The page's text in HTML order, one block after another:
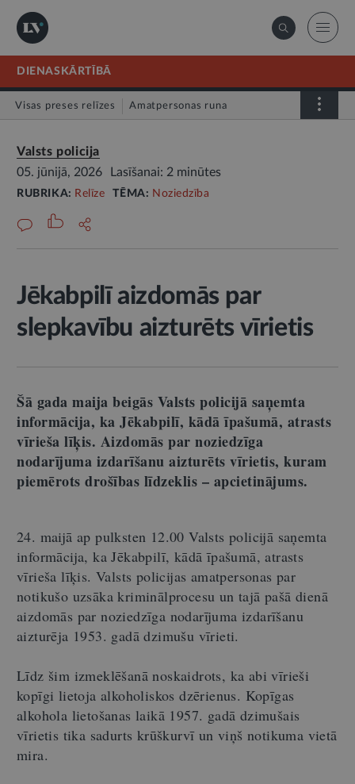
DIENASKĀRTĪBĀ
Visas preses relīzes Amatpersonas runa
Valsts policija
05. jūnijā, 2026
Lasīšanai: 2 minūtes
RUBRIKA: Relīze TĒMA: Noziedzība
Jēkabpilī aizdomās par
slepkavību aizturēts vīrietis
Šā gada maija beigās Valsts policijā saņemta
informācija, ka Jēkabpilī, kādā īpašumā, atrasts
vīrieša līķis. Aizdomās par noziedzīga
nodarījuma izdarīšanu aizturēts vīrietis, kuram
piemērots drošības līdzeklis – apcietinājums.
24. maijā ap pulksten 12.00 Valsts policijā saņemta
informācija, ka Jēkabpilī, kādā īpašumā, atrasts
vīrieša līķis. Valsts policijas amatpersonas par
notikušo uzsāka kriminālprocesu un tajā pašā dienā
aizdomās par noziedzīga nodarījuma izdarīšanu
aizturēja 1953. gadā dzimušu vīrieti.
Līdz šim izmeklēšanā noskaidrots, ka abi vīrieši
kopīgi lietoja alkoholiskos dzērienus. Kopīgas
alkohola lietošanas laikā 1957. gadā dzimušais
vīrietis tika sadurts krūškurvī un viņš notikuma vietā
mira.